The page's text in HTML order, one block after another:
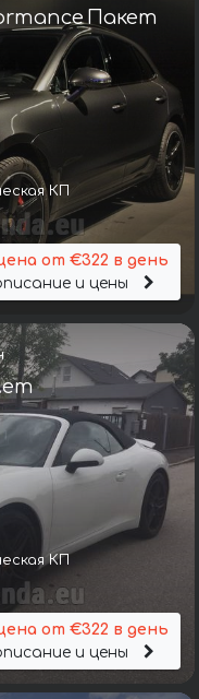
Пакет
КП
от €322 в день
и цены
КП
от €322 в день
и цены